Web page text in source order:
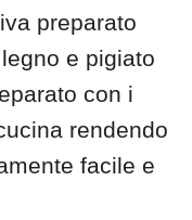
preparato
e pigiato
con i
rendendo
facile e